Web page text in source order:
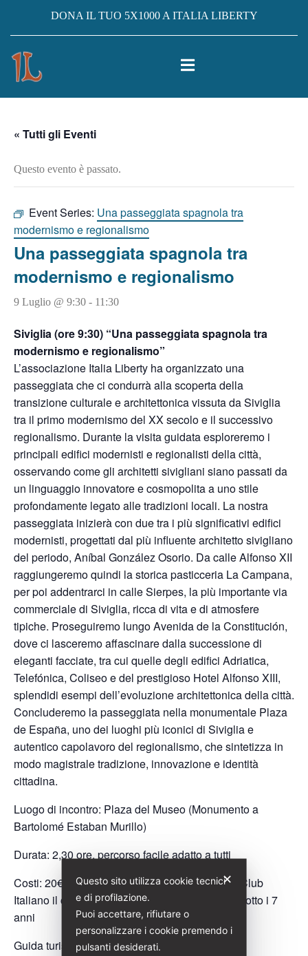
DONA IL TUO 5X1000 A ITALIA LIBERTY
« Tutti gli Eventi
Questo evento è passato.
Event Series: Una passeggiata spagnola tra
modernismo e regionalismo
Una passeggiata spagnola tra
modernismo e regionalismo
9 Luglio @ 9:30 - 11:30
Siviglia (ore 9:30) “Una passeggiata spagnola tra
modernismo e regionalismo”
L’associazione Italia Liberty ha organizzato una
passeggiata che ci condurrà alla scoperta della
transizione culturale e architettonica vissuta da Siviglia
tra il primo modernismo del XX secolo e il successivo
regionalismo. Durante la visita guidata esploreremo i
principali edifici modernisti e regionalisti della città,
osservando come gli architetti sivigliani siano passati da
un linguaggio innovatore e cosmopolita a uno stile
profondamente legato alle tradizioni locali. La nostra
passeggiata inizierà con due tra i più significativi edifici
modernisti, progettati dal più influente architetto sivigliano
del periodo, Aníbal González Osorio. Da calle Alfonso XII
raggiungeremo quindi la storica pasticceria La Campana,
per poi addentrarci in calle Sierpes, la più importante via
commerciale di Siviglia, ricca di vita e di atmosfere
tipiche. Proseguiremo lungo Avenida de la Constitución,
dove ci lasceremo affascinare dalla successione di
eleganti facciate, tra cui quelle degli edifici Adriatica,
Telefónica, Coliseo e del prestigioso Hotel Alfonso XIII,
splendidi esempi dell’evoluzione architettonica della città.
Concluderemo la passeggiata nella monumentale Plaza
de España, uno dei luoghi più iconici di Siviglia e
autentico capolavoro del regionalismo, che sintetizza in
modo magistrale tradizione, innovazione e identità
cittadina.
Luogo di incontro: Plaza del Museo (Monumento a
Bartolomé Estaban Murillo)
Durata: 2,30 ore, percorso facile adatto a tutti
Costi: 20€ (Per i soci di Italia Liberty e Touring Club
Italiano il costo è di 18€) gratuità per ragazzi/e sotto i 7
anni
Guida turistica abilitata: Giusy Serraino
✕
Questo sito utilizza cookie tecnici
e di profilazione.
Puoi accettare, rifiutare o
personalizzare i cookie premendo i
pulsanti desiderati.